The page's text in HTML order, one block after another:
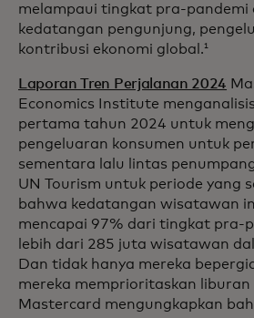
melampaui tingkat pra-pandemi
kedatangan pengunjung,
kontribusi ekonomi global.1
Laporan Tren Perjalanan 2024
Economics Institute
pertama tahun 2024 untuk
pengeluaran konsumen untuk
sementara lalu lintas
UN Tourism untuk periode yang
bahwa kedatangan wisatawan
mencapai 97% dari tingkat pra-
lebih dari 285 juta wisatawan
Dan tidak hanya mereka
mereka memprioritaskan liburan
Mastercard mengungkapkan